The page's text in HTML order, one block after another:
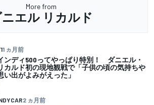
More from
エル リカルド
1 ヵ月前
ンディ500ってやっぱり特別！ ダニエル・
カルド初の現地観戦で「子供の頃の気持ちや
い出がよみがえった」
2 ヵ月前